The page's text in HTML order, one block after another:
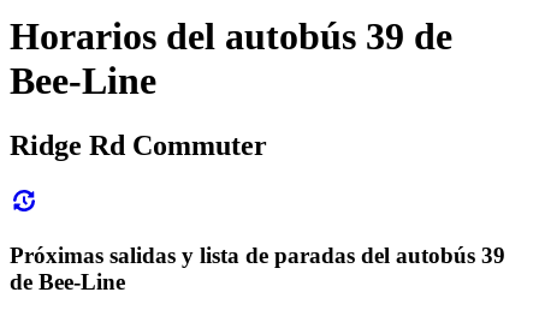
Horarios del autobús 39 de
Bee-Line
Ridge Rd Commuter
Próximas salidas y lista de paradas del autobús 39
de Bee-Line